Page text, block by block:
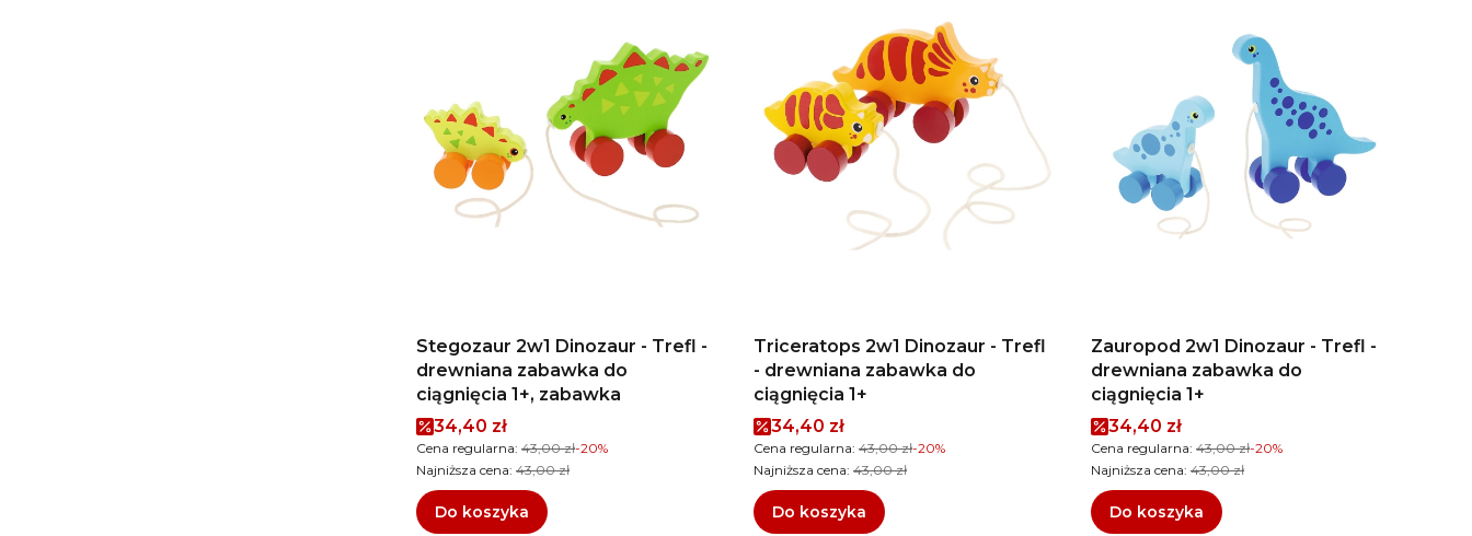
Stegozaur 2w1 Dinozaur - Trefl -
drewniana zabawka do
ciągnięcia 1+, zabawka
Cena promocyjna
34,40 zł
Cena regularna: 43,00 zł-20%
Najniższa cena: 43,00 zł
Do koszyka
Triceratops 2w1 Dinozaur - Trefl
- drewniana zabawka do
ciągnięcia 1+
Cena promocyjna
34,40 zł
Cena regularna: 43,00 zł-20%
Najniższa cena: 43,00 zł
Do koszyka
Zauropod 2w1 Dinozaur - Trefl -
drewniana zabawka do
ciągnięcia 1+
Cena promocyjna
34,40 zł
Cena regularna: 43,00 zł-20%
Najniższa cena: 43,00 zł
Do koszyka